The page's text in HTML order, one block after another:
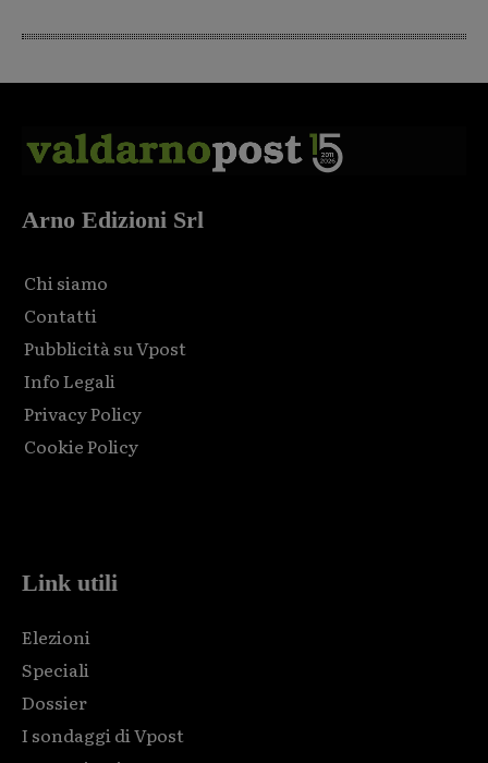
Arno Edizioni Srl
Chi siamo
Contatti
Pubblicità su Vpost
Info Legali
Privacy Policy
Cookie Policy
Link utili
Elezioni
Speciali
Dossier
I sondaggi di Vpost